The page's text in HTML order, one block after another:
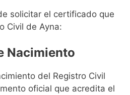
solicitar el certificado que
Civil de Ayna:
Nacimiento
del Registro Civil
oficial que acredita el